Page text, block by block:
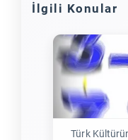
İlgili Konular
Türk